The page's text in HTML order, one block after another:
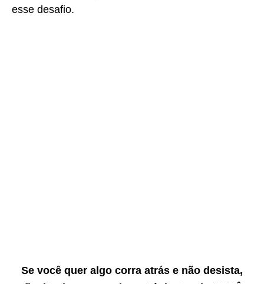
esse desafio.
Se você quer algo corra atrás e não desista,